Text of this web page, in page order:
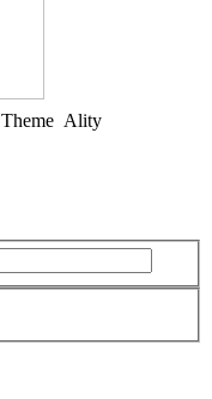
Theme Ality